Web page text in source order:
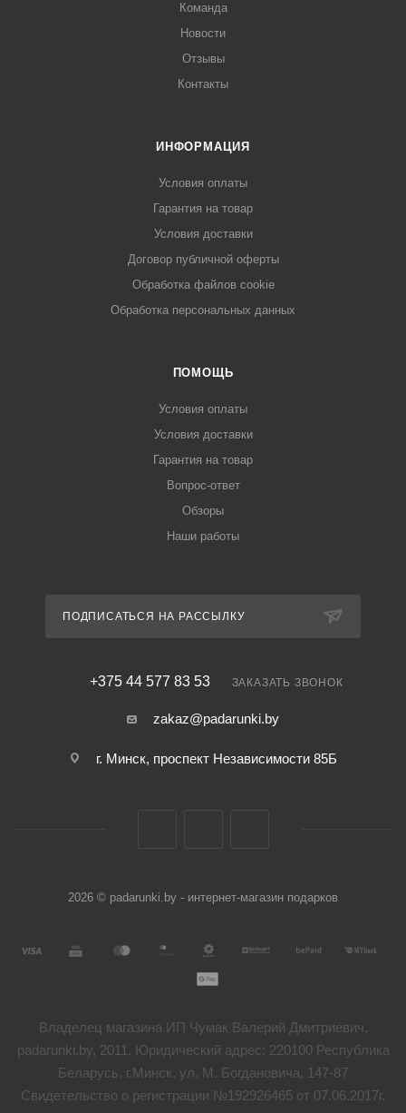
Команда
Новости
Отзывы
Контакты
ИНФОРМАЦИЯ
Условия оплаты
Гарантия на товар
Условия доставки
Договор публичной оферты
Обработка файлов cookie
Обработка персональных данных
ПОМОЩЬ
Условия оплаты
Условия доставки
Гарантия на товар
Вопрос-ответ
Обзоры
Наши работы
ПОДПИСАТЬСЯ НА РАССЫЛКУ
+375 44 577 83 53 ЗАКАЗАТЬ ЗВОНОК
zakaz@padarunki.by
г. Минск, проспект Независимости 85Б
2026 © padarunki.by - интернет-магазин подарков
Владелец магазина ИП Чумак Валерий Дмитриевич,
padarunki.by, 2011. Юридический адрес: 220100 Республика
Беларусь, г.Минск, ул. М. Богдановича, 147-87
Свидетельство о регистрации №192926465 от 07.06.2017г.